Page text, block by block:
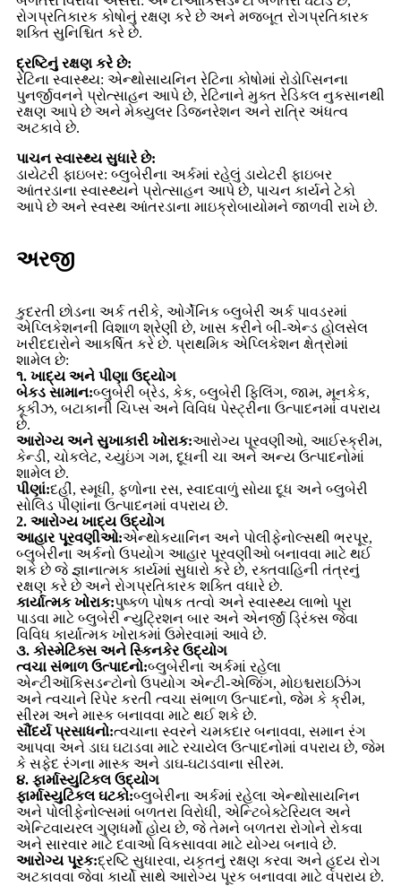
રોગપ્રતિકારક કોષોનું રક્ષણ કરે છે અને મજબૂત રોગપ્રતિકારક
શક્તિ સુનિશ્ચિત કરે છે.
દ્રષ્ટિનું રક્ષણ કરે છે:
રેટિના સ્વાસ્થ્ય: એન્થોસાયનિન રેટિના કોષોમાં રોડોપ્સિનના
પુનર્જીવનને પ્રોત્સાહન આપે છે, રેટિનાને મુક્ત રેડિકલ નુકસાનથી
રક્ષણ આપે છે અને મેક્યુલર ડિજનરેશન અને રાત્રિ અંધત્વ
અટકાવે છે.
પાચન સ્વાસ્થ્ય સુધારે છે:
ડાયેટરી ફાઇબર: બ્લુબેરીના અર્કમાં રહેલું ડાયેટરી ફાઇબર
આંતરડાના સ્વાસ્થ્યને પ્રોત્સાહન આપે છે, પાચન કાર્યને ટેકો
આપે છે અને સ્વસ્થ આંતરડાના માઇક્રોબાયોમને જાળવી રાખે છે.
અરજી
કુદરતી છોડના અર્ક તરીકે, ઓર્ગેનિક બ્લુબેરી અર્ક પાવડરમાં
એપ્લિકેશનની વિશાળ શ્રેણી છે, ખાસ કરીને બી-એન્ડ હોલસેલ
ખરીદદારોને આકર્ષિત કરે છે. પ્રાથમિક એપ્લિકેશન ક્ષેત્રોમાં
શામેલ છે:
૧. ખાદ્ય અને પીણા ઉદ્યોગ
બેકડ સામાન:બ્લુબેરી બ્રેડ, કેક, બ્લુબેરી ફિલિંગ, જામ, મૂનકેક,
કૂકીઝ, બટાકાની ચિપ્સ અને વિવિધ પેસ્ટ્રીના ઉત્પાદનમાં વપરાય
છે.
આરોગ્ય અને સુખાકારી ખોરાક:આરોગ્ય પૂરવણીઓ, આઈસ્ક્રીમ,
કેન્ડી, ચોકલેટ, ચ્યુઇંગ ગમ, દૂધની ચા અને અન્ય ઉત્પાદનોમાં
શામેલ છે.
પીણાં:દહીં, સ્મૂધી, ફળોના રસ, સ્વાદવાળું સોયા દૂધ અને બ્લુબેરી
સોલિડ પીણાંના ઉત્પાદનમાં વપરાય છે.
2. આરોગ્ય ખાદ્ય ઉદ્યોગ
આહાર પૂરવણીઓ:એન્થોકયાનિન અને પોલીફેનોલ્સથી ભરપૂર,
બ્લુબેરીના અર્કનો ઉપયોગ આહાર પૂરવણીઓ બનાવવા માટે થઈ
શકે છે જે જ્ઞાનાત્મક કાર્યમાં સુધારો કરે છે, રક્તવાહિની તંત્રનું
રક્ષણ કરે છે અને રોગપ્રતિકારક શક્તિ વધારે છે.
કાર્યાત્મક ખોરાક:પુષ્કળ પોષક તત્વો અને સ્વાસ્થ્ય લાભો પૂરા
પાડવા માટે બ્લુબેરી ન્યુટ્રિશન બાર અને એનર્જી ડ્રિંક્સ જેવા
વિવિધ કાર્યાત્મક ખોરાકમાં ઉમેરવામાં આવે છે.
૩. કોસ્મેટિક્સ અને સ્કિનકેર ઉદ્યોગ
ત્વચા સંભાળ ઉત્પાદનો:બ્લુબેરીના અર્કમાં રહેલા
એન્ટીઑકિસડન્ટોનો ઉપયોગ એન્ટી-એજિંગ, મોઇશ્ચરાઇઝિંગ
અને ત્વચાને રિપેર કરતી ત્વચા સંભાળ ઉત્પાદનો, જેમ કે ક્રીમ,
સીરમ અને માસ્ક બનાવવા માટે થઈ શકે છે.
સૌંદર્ય પ્રસાધનો:ત્વચાના સ્વરને ચમકદાર બનાવવા, સમાન રંગ
આપવા અને ડાઘ ઘટાડવા માટે રચાયેલ ઉત્પાદનોમાં વપરાય છે, જેમ
કે સફેદ રંગના માસ્ક અને ડાઘ-ઘટાડવાના સીરમ.
૪. ફાર્માસ્યુટિકલ ઉદ્યોગ
ફાર્માસ્યુટિકલ ઘટકો:બ્લુબેરીના અર્કમાં રહેલા એન્થોસાયનિન
અને પોલીફેનોલ્સમાં બળતરા વિરોધી, એન્ટિબેક્ટેરિયલ અને
એન્ટિવાયરલ ગુણધર્મો હોય છે, જે તેમને બળતરા રોગોને રોકવા
અને સારવાર માટે દવાઓ વિકસાવવા માટે યોગ્ય બનાવે છે.
આરોગ્ય પૂરક:દ્રષ્ટિ સુધારવા, યકૃતનું રક્ષણ કરવા અને હૃદય રોગ
અટકાવવા જેવા કાર્યો સાથે આરોગ્ય પૂરક બનાવવા માટે વપરાય છે.